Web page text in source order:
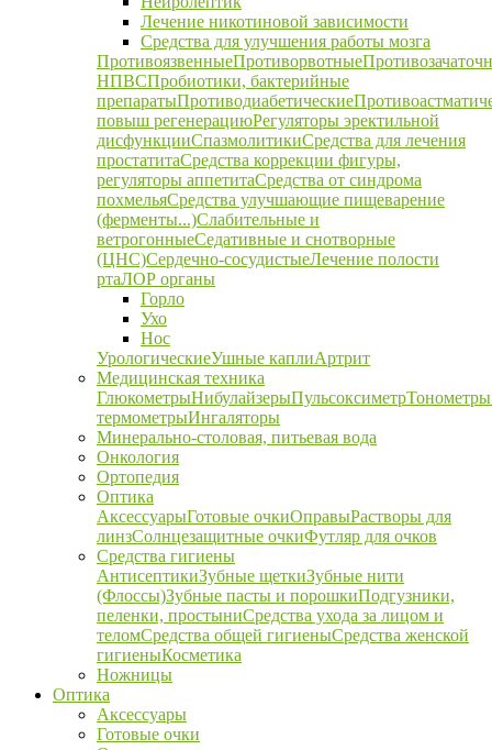
Лечение никотиновой зависимости
Средства для улучшения работы мозга
ПротивоязвенныеПротиворвотные
НПВСПробиотики, бактерийные
препаратыПротиводиабетические
повыш регенерациюРегуляторы эректильной
дисфункцииСпазмолитикиСредства для лечения
простатитаСредства коррекции фигуры,
регуляторы аппетитаСредства от синдрома
похмельяСредства улучшающие пищеварение
(ферменты...)Слабительные и
ветрогонныеСедативные и снотворные
(ЦНС)Сердечно-сосудистыеЛечение полости
ртаЛОР органы
Горло
Ухо
Нос
УрологическиеУшные каплиАртрит
Медицинская техника
ГлюкометрыНибулайзерыПульсоксиметрТонометры
термометрыИнгаляторы
Минерально-столовая, питьевая вода
Онкология
Ортопедия
Оптика
АксессуарыГотовые очкиОправыРастворы для
линзСолнцезащитные очкиФутляр для очков
Средства гигиены
АнтисептикиЗубные щеткиЗубные нити
(Флоссы)Зубные пасты и порошкиПодгузники,
пеленки, простыниСредства ухода за лицом и
теломСредства общей гигиеныСредства женской
гигиеныКосметика
Ножницы
Оптика
Аксессуары
Готовые очки